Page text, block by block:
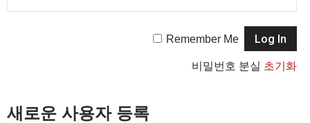
Remember Me
비밀번호 분실 초기화
새로운 사용자 등록